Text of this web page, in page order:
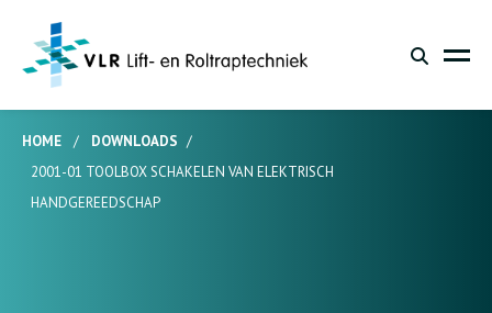
HOME / DOWNLOADS /
2001-01 TOOLBOX SCHAKELEN VAN ELEKTRISCH
HANDGEREEDSCHAP